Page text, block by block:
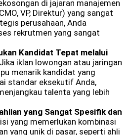
di jajaran manajemen
VP, Direktur) yang sangat
perusahaan, Anda
rekrutmen yang sangat
Kandidat Tepat melalui
Jika iklan lowongan atau jaringan
menarik kandidat yang
standar eksekutif Anda,
talenta yang lebih
yang Sangat Spesifik dan
yang memerlukan kombinasi
yang unik di pasar, seperti ahli